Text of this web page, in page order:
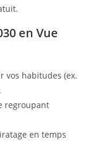
en Vue
vos habitudes (ex.
regroupant
en temps